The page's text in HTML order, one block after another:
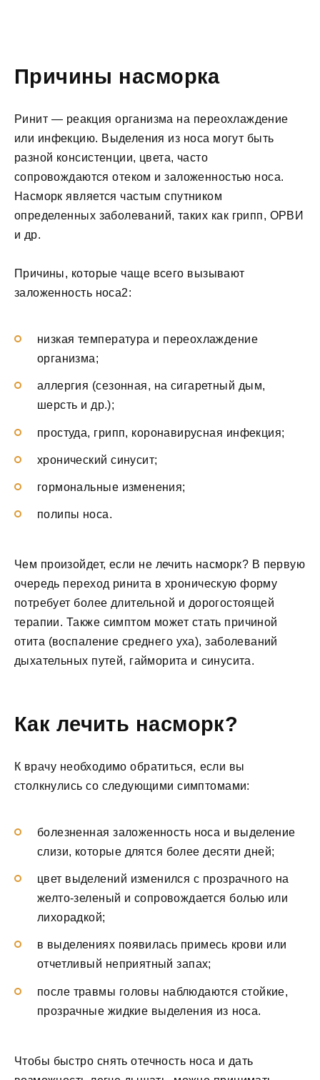
Причины насморка
Ринит — реакция организма на переохлаждение
или инфекцию. Выделения из носа могут быть
разной консистенции, цвета, часто
сопровождаются отеком и заложенностью носа.
Насморк является частым спутником
определенных заболеваний, таких как грипп, ОРВИ
и др.
Причины, которые чаще всего вызывают
заложенность носа2:
низкая температура и переохлаждение
организма;
аллергия (сезонная, на сигаретный дым,
шерсть и др.);
простуда, грипп, коронавирусная инфекция;
хронический синусит;
гормональные изменения;
полипы носа.
Чем произойдет, если не лечить насморк? В первую
очередь переход ринита в хроническую форму
потребует более длительной и дорогостоящей
терапии. Также симптом может стать причиной
отита (воспаление среднего уха), заболеваний
дыхательных путей, гайморита и синусита.
Как лечить насморк?
К врачу необходимо обратиться, если вы
столкнулись со следующими симптомами:
болезненная заложенность носа и выделение
слизи, которые длятся более десяти дней;
цвет выделений изменился с прозрачного на
желто-зеленый и сопровождается болью или
лихорадкой;
в выделениях появилась примесь крови или
отчетливый неприятный запах;
после травмы головы наблюдаются стойкие,
прозрачные жидкие выделения из носа.
Чтобы быстро снять отечность носа и дать